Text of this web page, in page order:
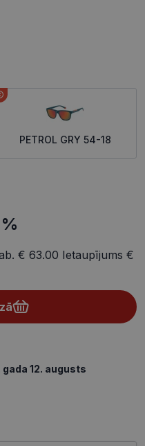
PETROL GRY 54-18
€ 63.00 Ietaupījums €
12. augusts